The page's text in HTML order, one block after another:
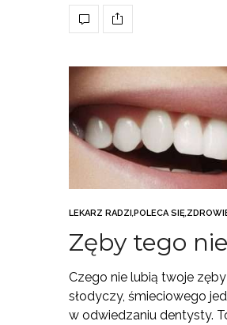
LEKARZ RADZI,POLECA SIĘ,
Zęby tego
Czego nie lubią twoje
słodyczy, śmieciowego
w odwiedzaniu dentysty.